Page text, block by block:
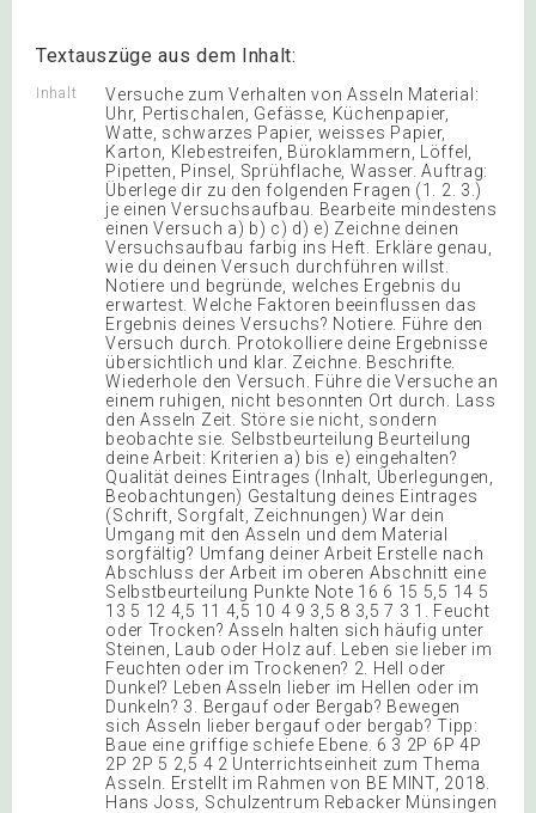
Textauszüge aus dem Inhalt:
Inhalt
Versuche zum Verhalten von Asseln Material:
Uhr, Pertischalen, Gefässe, Küchenpapier,
Watte, schwarzes Papier, weisses Papier,
Karton, Klebestreifen, Büroklammern, Löffel,
Pipetten, Pinsel, Sprühflache, Wasser. Auftrag:
Überlege dir zu den folgenden Fragen (1. 2. 3.)
je einen Versuchsaufbau. Bearbeite mindestens
einen Versuch a) b) c) d) e) Zeichne deinen
Versuchsaufbau farbig ins Heft. Erkläre genau,
wie du deinen Versuch durchführen willst.
Notiere und begründe, welches Ergebnis du
erwartest. Welche Faktoren beeinflussen das
Ergebnis deines Versuchs? Notiere. Führe den
Versuch durch. Protokolliere deine Ergebnisse
übersichtlich und klar. Zeichne. Beschrifte.
Wiederhole den Versuch. Führe die Versuche an
einem ruhigen, nicht besonnten Ort durch. Lass
den Asseln Zeit. Störe sie nicht, sondern
beobachte sie. Selbstbeurteilung Beurteilung
deine Arbeit: Kriterien a) bis e) eingehalten?
Qualität deines Eintrages (Inhalt, Überlegungen,
Beobachtungen) Gestaltung deines Eintrages
(Schrift, Sorgfalt, Zeichnungen) War dein
Umgang mit den Asseln und dem Material
sorgfältig? Umfang deiner Arbeit Erstelle nach
Abschluss der Arbeit im oberen Abschnitt eine
Selbstbeurteilung Punkte Note 16 6 15 5,5 14 5
13 5 12 4,5 11 4,5 10 4 9 3,5 8 3,5 7 3 1. Feucht
oder Trocken? Asseln halten sich häufig unter
Steinen, Laub oder Holz auf. Leben sie lieber im
Feuchten oder im Trockenen? 2. Hell oder
Dunkel? Leben Asseln lieber im Hellen oder im
Dunkeln? 3. Bergauf oder Bergab? Bewegen
sich Asseln lieber bergauf oder bergab? Tipp:
Baue eine griffige schiefe Ebene. 6 3 2P 6P 4P
2P 2P 5 2,5 4 2 Unterrichtseinheit zum Thema
Asseln. Erstellt im Rahmen von BE MINT, 2018.
Hans Joss, Schulzentrum Rebacker Münsingen